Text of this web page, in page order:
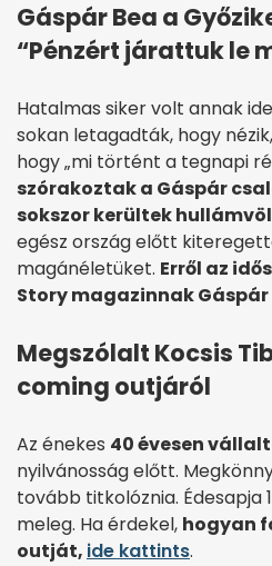
Gáspár Bea a
“Pénzért járattuk le
Hatalmas siker volt annak
sokan letagadták, hogy
hogy „mi történt a tegnapi
szórakoztak a Gáspár
sokszor kerültek
egész ország előtt
magánéletüket. Erről az
Story magazinnak Gáspár
Megszólalt Kocsis
coming outjáról
Az énekes 40 évesen
nyilvánosság előtt.
tovább titkolóznia. Édesapja
meleg. Ha érdekel, hogyan
outját, ide kattints.